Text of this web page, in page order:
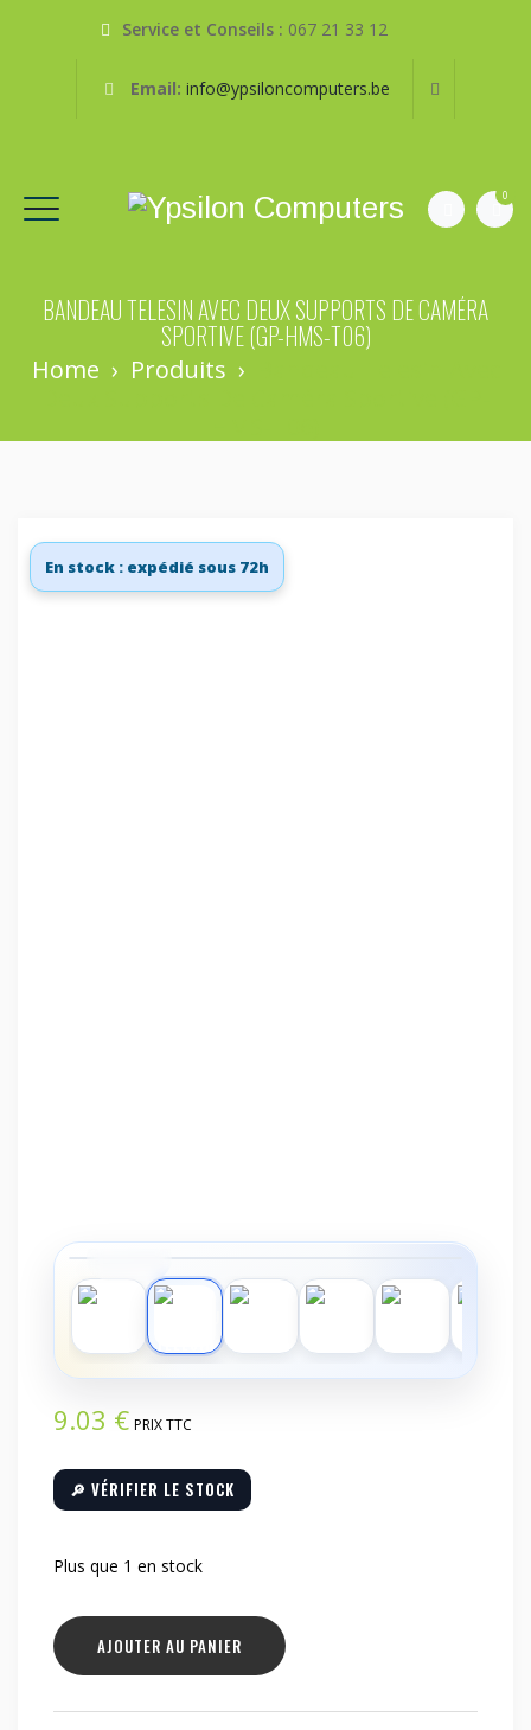
Service et Conseils : 067 21 33 12
Email: info@ypsiloncomputers.be
0
BANDEAU TELESIN AVEC DEUX SUPPORTS DE CAMÉRA
SPORTIVE (GP-HMS-T06)
Home › Produits ›
En stock : expédié sous 72h
›
9.03 € PRIX TTC
🔎 VÉRIFIER LE STOCK
Plus que 1 en stock
quantité
de
Telesin
AJOUTER AU PANIER